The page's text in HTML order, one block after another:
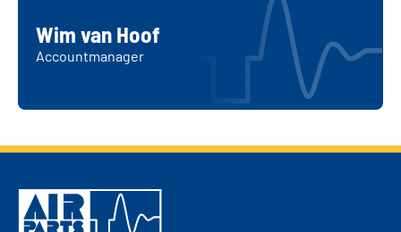
Wim van Hoof
Accountmanager